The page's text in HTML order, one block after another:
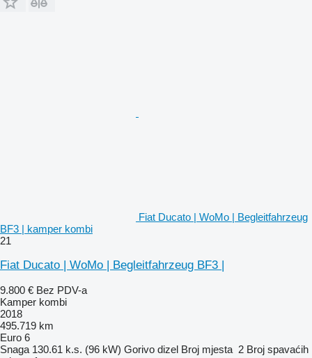
Fiat Ducato | WoMo | Begleitfahrzeug
BF3 | kamper kombi
21
Fiat Ducato | WoMo | Begleitfahrzeug BF3 |
9.800 € Bez PDV-a
Kamper kombi
2018
495.719 km
Euro 6
Snaga 130.61 k.s. (96 kW) Gorivo dizel Broj mjesta 2 Broj spavaćih